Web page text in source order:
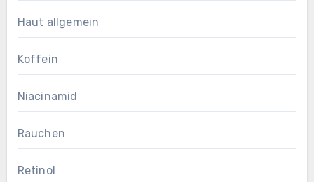
Haut allgemein
Koffein
Niacinamid
Rauchen
Retinol